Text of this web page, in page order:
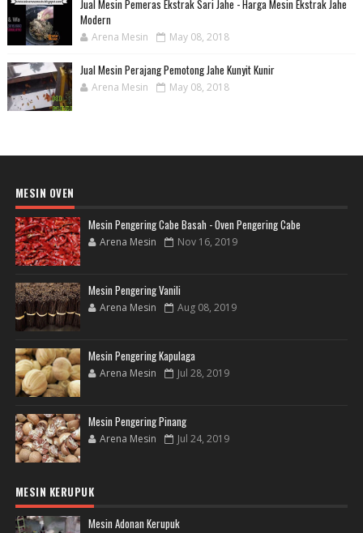
Jual Mesin Pemeras Ekstrak Sari Jahe - Harga Mesin Ekstrak Jahe
Modern
Arena Mesin May 08, 2018
Jual Mesin Perajang Pemotong Jahe Kunyit Kunir
Arena Mesin May 08, 2018
MESIN OVEN
Mesin Pengering Cabe Basah - Oven Pengering Cabe
Arena Mesin Nov 16, 2019
Mesin Pengering Vanili
Arena Mesin Aug 08, 2019
Mesin Pengering Kapulaga
Arena Mesin Jul 28, 2019
Mesin Pengering Pinang
Arena Mesin Jul 24, 2019
MESIN KERUPUK
Mesin Adonan Kerupuk